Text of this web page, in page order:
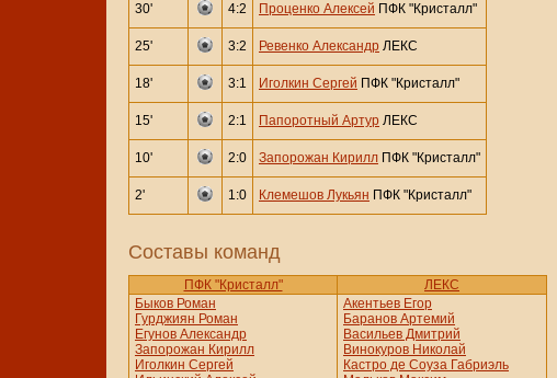
30' 4:2 Проценко Алексей ПФК "Кристалл"
25' 3:2 Ревенко Александр ЛЕКС
18' 3:1 Иголкин Сергей ПФК "Кристалл"
15' 2:1 Папоротный Артур ЛЕКС
10' 2:0 Запорожан Кирилл ПФК "Кристалл"
2' 1:0 Клемешов Лукьян ПФК "Кристалл"
Составы команд
ПФК "Кристалл"
ЛЕКС
Быков Роман
Гурджиян Роман
Егунов Александр
Запорожан Кирилл
Иголкин Сергей
Акентьев Егор
Баранов Артемий
Васильев Дмитрий
Винокуров Николай
Кастро де Соуза Габриэль